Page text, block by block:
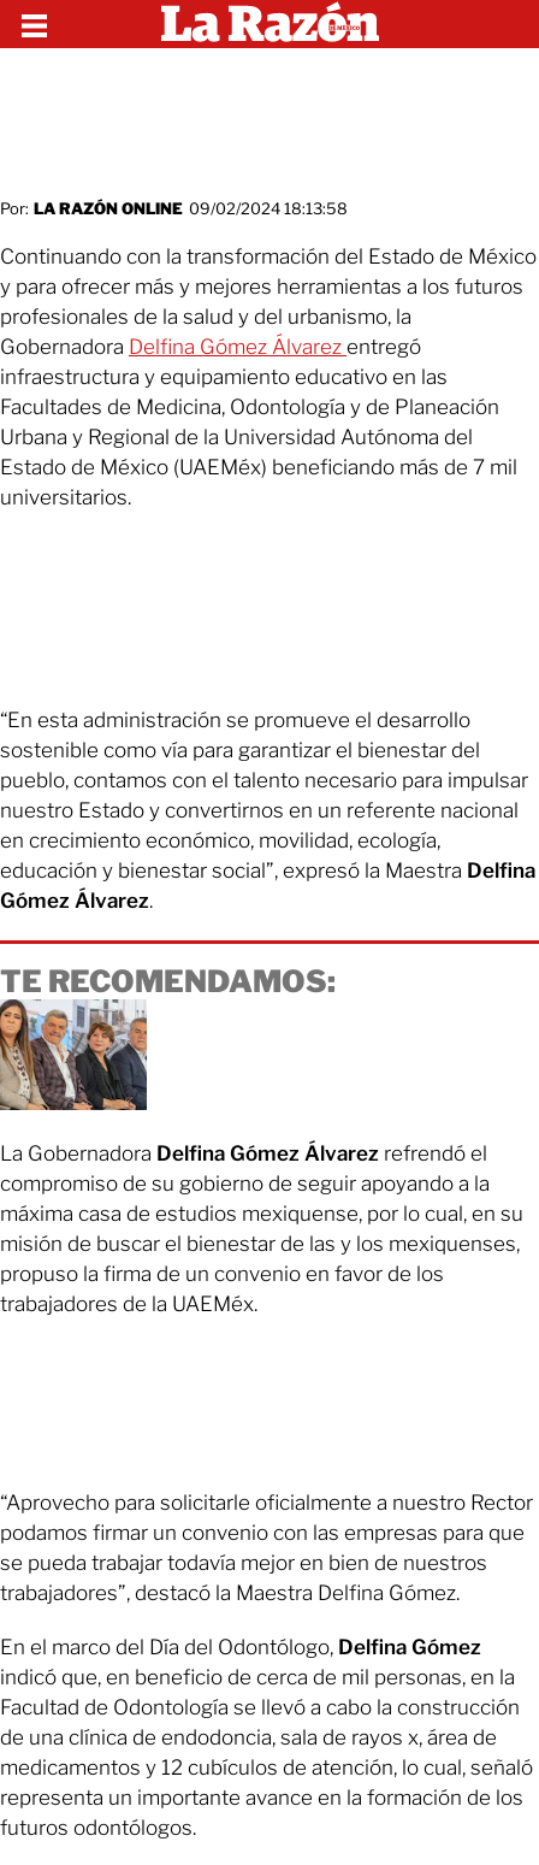
Por: LA RAZÓN ONLINE 09/02/2024 18:13:58
Continuando con la transformación del Estado de México
y para ofrecer más y mejores herramientas a los futuros
profesionales de la salud y del urbanismo, la
Gobernadora Delfina Gómez Álvarez entregó
infraestructura y equipamiento educativo en las
Facultades de Medicina, Odontología y de Planeación
Urbana y Regional de la Universidad Autónoma del
Estado de México (UAEMéx) beneficiando más de 7 mil
universitarios.
“En esta administración se promueve el desarrollo
sostenible como vía para garantizar el bienestar del
pueblo, contamos con el talento necesario para impulsar
nuestro Estado y convertirnos en un referente nacional
en crecimiento económico, movilidad, ecología,
educación y bienestar social”, expresó la Maestra Delfina
Gómez Álvarez.
TE RECOMENDAMOS:
La Gobernadora Delfina Gómez Álvarez refrendó el
compromiso de su gobierno de seguir apoyando a la
máxima casa de estudios mexiquense, por lo cual, en su
misión de buscar el bienestar de las y los mexiquenses,
propuso la firma de un convenio en favor de los
trabajadores de la UAEMéx.
“Aprovecho para solicitarle oficialmente a nuestro Rector
podamos firmar un convenio con las empresas para que
se pueda trabajar todavía mejor en bien de nuestros
trabajadores”, destacó la Maestra Delfina Gómez.
En el marco del Día del Odontólogo, Delfina Gómez
indicó que, en beneficio de cerca de mil personas, en la
Facultad de Odontología se llevó a cabo la construcción
de una clínica de endodoncia, sala de rayos x, área de
medicamentos y 12 cubículos de atención, lo cual, señaló
representa un importante avance en la formación de los
futuros odontólogos.